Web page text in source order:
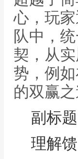
心，玩
队中，
契，从
势，例
的双赢
副标
理解